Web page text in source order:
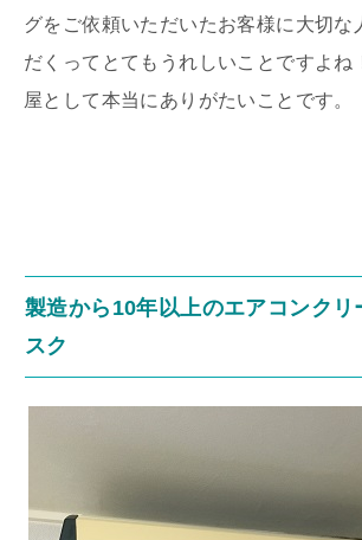
グをご依頼いただいたお客様に大切な
だくってとてもうれしいことですよね
屋として本当にありがたいことです。
製造から10年以上のエアコンクリ
スク